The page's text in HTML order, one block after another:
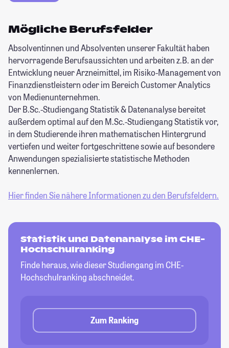
Mögliche Berufsfelder
Absolventinnen und Absolventen unserer Fakultät haben
hervorragende Berufsaussichten und arbeiten z.B. an der
Entwicklung neuer Arzneimittel, im Risiko-Management von
Finanzdienstleistern oder im Bereich Customer Analytics
von Medienunternehmen.
Der B.Sc.-Studiengang Statistik & Datenanalyse bereitet
außerdem optimal auf den M.Sc.-Studiengang Statistik vor,
in dem Studierende ihren mathematischen Hintergrund
vertiefen und weiter fortgeschrittene sowie auf besondere
Anwendungen spezialisierte statistische Methoden
kennenlernen.
Hier finden Sie nähere Informationen zu den Berufsfeldern.
Statistik und Datenanalyse im CHE-
Hochschulranking
Finde heraus, wie dieser Studiengang im CHE-
Hochschulranking abschneidet.
Zum Ranking